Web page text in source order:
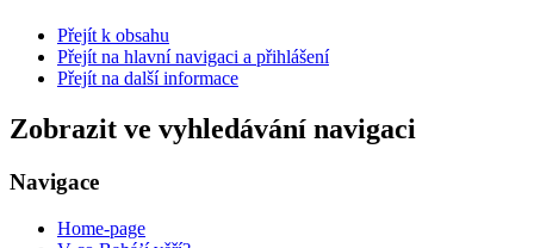
Přejít k obsahu
Přejít na hlavní navigaci a přihlášení
Přejít na další informace
Zobrazit ve vyhledávání navigaci
Navigace
Home-page